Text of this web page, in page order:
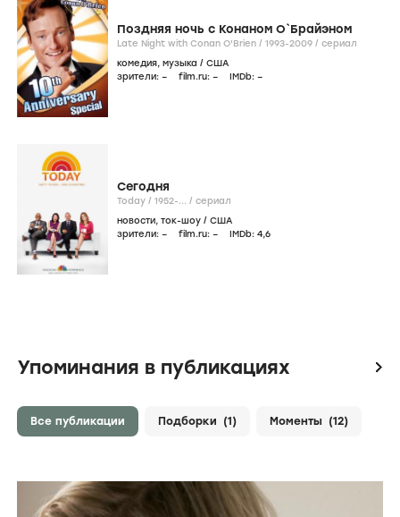
Поздняя ночь с Конаном О`Брайэном
Late Night with Conan O'Brien / 1993-2009 / сериал
комедия, музыка / США
зрители: – film.ru: – IMDb: –
Сегодня
Today / 1952-... / сериал
новости, ток-шоу / США
зрители: – film.ru: – IMDb: 4,6
Упоминания в публикациях icon
Все публикации Подборки (1) Моменты (12)